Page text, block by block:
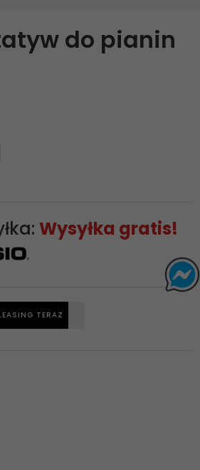
do pianin
Wysyłka gratis!
TERAZ